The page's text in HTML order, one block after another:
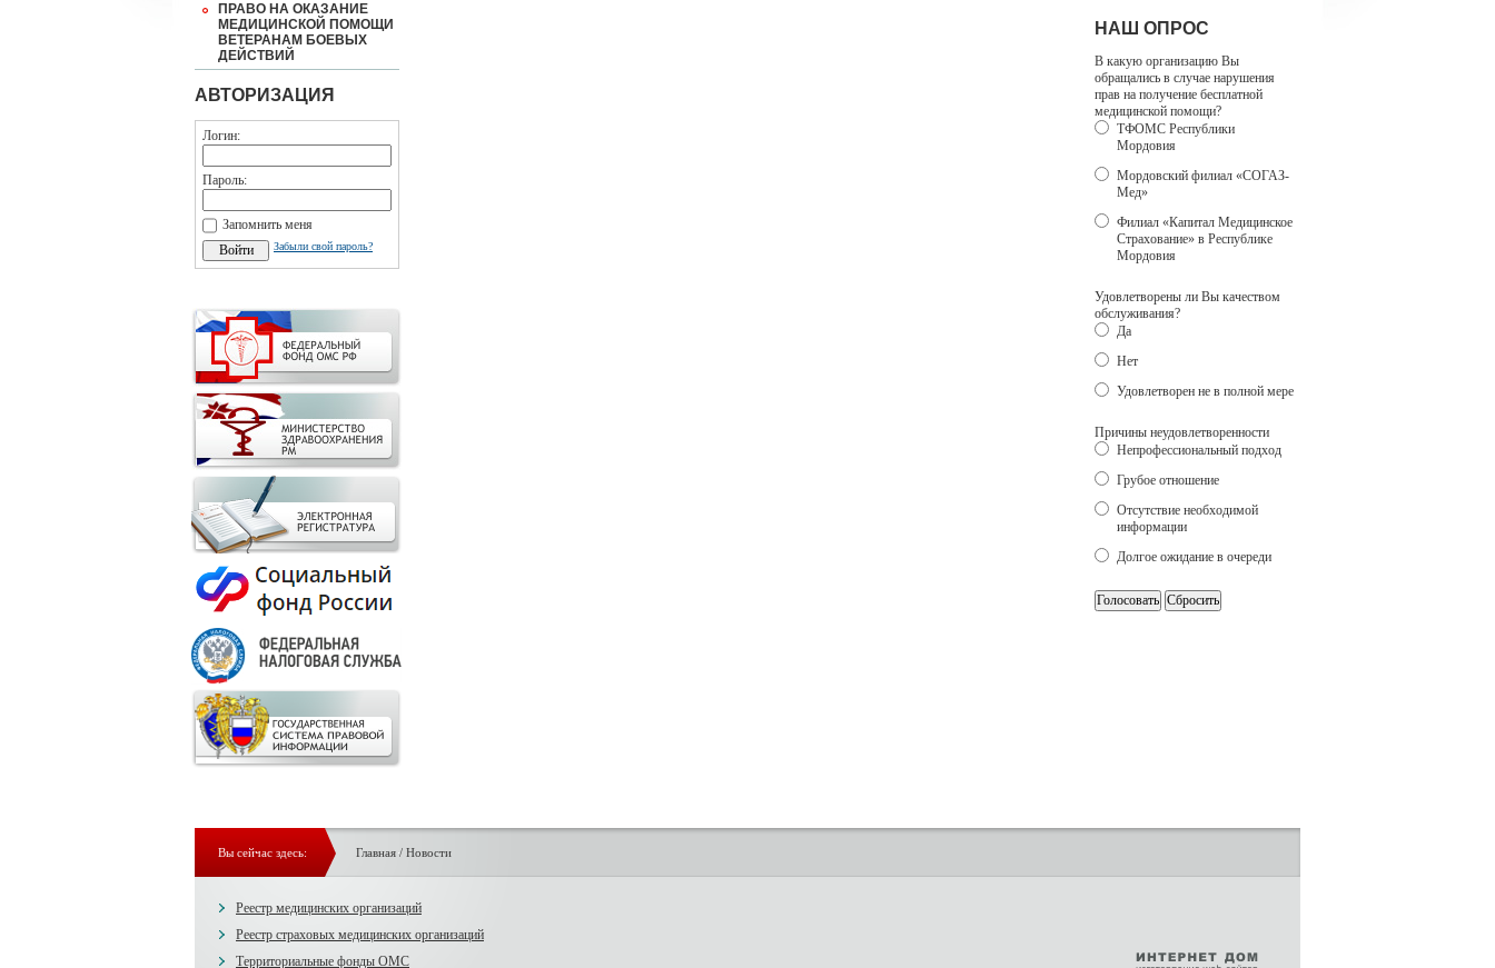
ПРАВО НА ОКАЗАНИЕ
МЕДИЦИНСКОЙ ПОМОЩИ
ВЕТЕРАНАМ БОЕВЫХ
ДЕЙСТВИЙ
АВТОРИЗАЦИЯ
Логин:
Пароль:
Запомнить меня
Забыли свой пароль?
НАШ ОПРОС
В какую организацию Вы
обращались в случае нарушения
прав на получение бесплатной
медицинской помощи?
ТФОМС Республики
Мордовия
Мордовский филиал «СОГАЗ-
Мед»
Филиал «Капитал Медицинское
Страхование» в Республике
Мордовия
Удовлетворены ли Вы качеством
обслуживания?
Да
Нет
Удовлетворен не в полной мере
Причины неудовлетворенности
Непрофессиональный подход
Грубое отношение
Отсутствие необходимой
информации
Долгое ожидание в очереди
Вы сейчас здесь: Главная/ Новости
Реестр медицинских организаций
Реестр страховых медицинских организаций
Территориальные фонды ОМС